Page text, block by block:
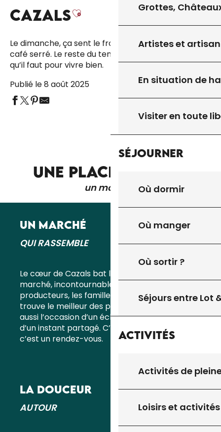
Grottes,
Artistes et
En situation de
Visiter en toute
Séjourner
Où dormir
Où manger
Où sortir ?
Séjours entre Lot
Activités
Activités de
Loisirs et activités
CAZALSAjouter aux favoris
Le dimanche, ça sent le fromage, les fruits mûrs, le
café serré. Le reste du temps, Cazals offre juste ce
qu’il faut pour vivre bien.
Publié le 8 août 2025
UNE PLACE, UN LAC,
un moment
UN MARCHÉ
QUI RASSEMBLE
Le cœur de Cazals bat le dimanche matin. Le
marché, incontournable, attire les
producteurs, les familles, les curieux. On y
trouve le meilleur des produits du terroir, mais
aussi l’occasion d’un échange, d’un sourire,
d’un instant partagé. C’est plus qu’un marché,
c’est un rendez-vous.
LA DOUCEUR
AUTOUR